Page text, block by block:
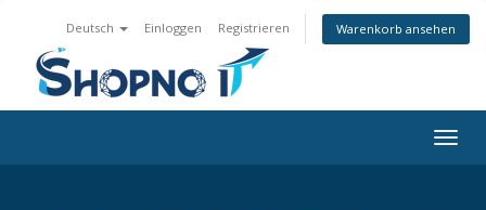
Deutsch Einloggen Registrieren Warenkorb ansehen